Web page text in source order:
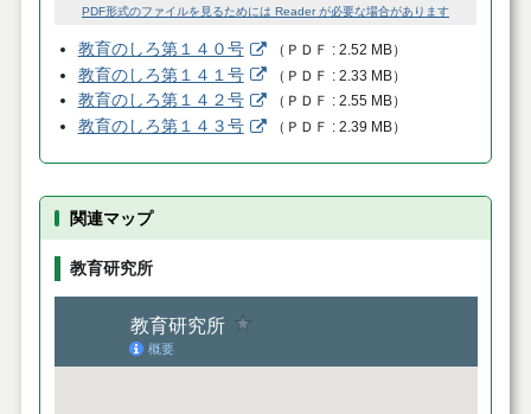
PDF形式のファイルを見るためには Reader が必要な場合があります
教育のしろ第１４０号 （ ＰＤＦ 2.52 MB）
教育のしろ第１４１号 （ ＰＤＦ 2.33 MB）
教育のしろ第１４２号 （ ＰＤＦ 2.55 MB）
教育のしろ第１４３号 （ ＰＤＦ 2.39 MB）
関連マップ
教育研究所